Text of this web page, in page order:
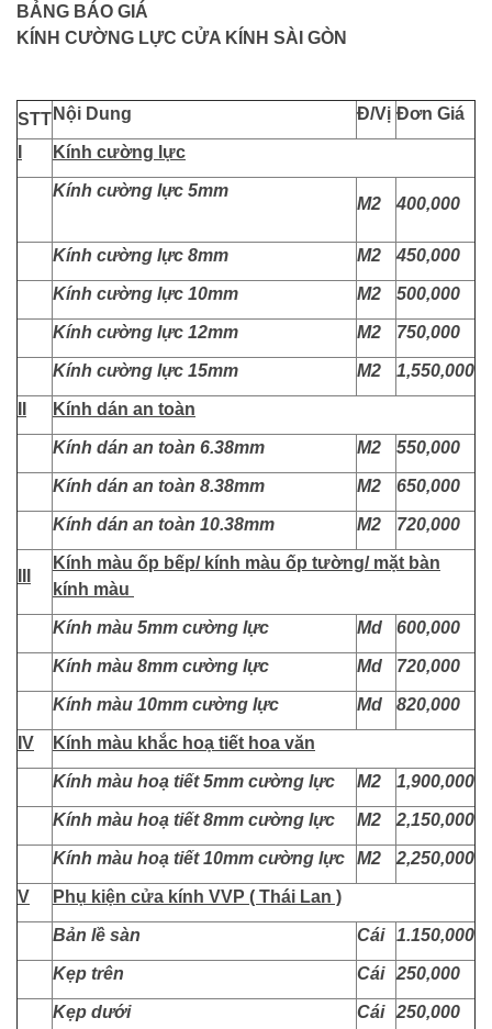
BẢNG BÁO GIÁ
KÍNH CƯỜNG LỰC CỬA KÍNH SÀI GÒN
STT Nội Dung Đ/Vị Đơn Giá
Kính cường lực
Kính cường lực 5mm
M2 400,000
Kính cường lực 8mm M2 450,000
Kính cường lực 10mm M2 500,000
Kính cường lực 12mm M2 750,000
Kính cường lực 15mm M2 1,550,000
Kính dán an toàn
Kính dán an toàn 6.38mm M2 550,000
Kính dán an toàn 8.38mm M2 650,000
Kính dán an toàn 10.38mm M2 720,000
Kính màu ốp bếp/ kính màu ốp tường/ mặt bàn
kính màu
Kính màu 5mm cường lực Md 600,000
Kính màu 8mm cường lực Md 720,000
Kính màu 10mm cường lực Md 820,000
IV Kính màu khắc hoạ tiết hoa văn
Kính màu hoạ tiết 5mm cường lực M2 1,900,000
Kính màu hoạ tiết 8mm cường lực M2 2,150,000
Kính màu hoạ tiết 10mm cường lực M2 2,250,000
V Phụ kiện cửa kính VVP ( Thái Lan )
Bản lề sàn Cái 1.150,000
Kẹp trên Cái 250,000
Kẹp dưới Cái 250,000